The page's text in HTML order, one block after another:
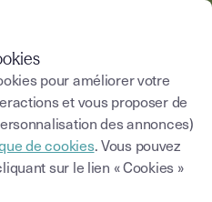
Saisissez un terme
pour améliorer votre
et vous proposer de
des annonces)
de cookies. Vous pouvez
sur le lien « Cookies »